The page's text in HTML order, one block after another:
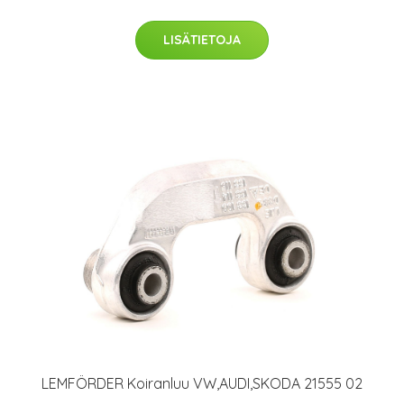
LISÄTIETOJA
LEMFÖRDER Koiranluu VW,AUDI,SKODA 21555 02